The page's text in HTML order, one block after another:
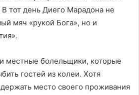
тот день Диего Марадона не
мяч «рукой Бога», но и
местные болельщики, которые
гостей из колеи. Хотя
место своего проживания